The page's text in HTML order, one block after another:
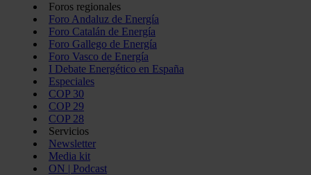
Foros regionales
Foro Andaluz de Energía
Foro Catalán de Energía
Foro Gallego de Energía
Foro Vasco de Energía
I Debate Energético en España
Especiales
COP 30
COP 29
COP 28
Servicios
Newsletter
Media kit
ON | Podcast